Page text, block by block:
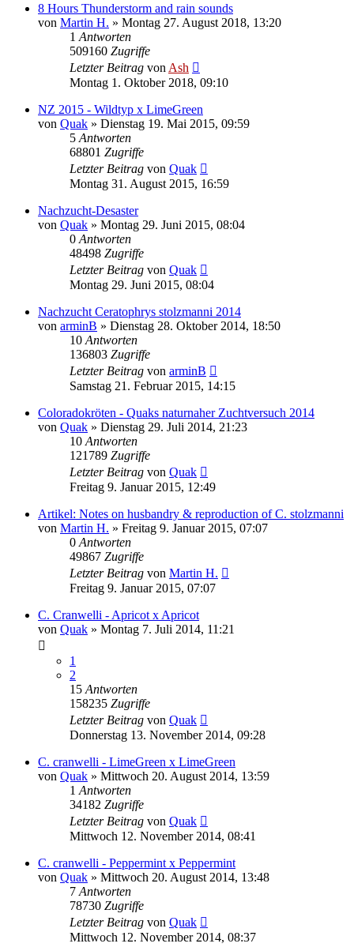
8 Hours Thunderstorm and rain sounds
von Martin H. » Montag 27. August 2018, 13:20
1 Antworten
509160 Zugriffe
Letzter Beitrag von Ash
Montag 1. Oktober 2018, 09:10
NZ 2015 - Wildtyp x LimeGreen
von Quak » Dienstag 19. Mai 2015, 09:59
5 Antworten
68801 Zugriffe
Letzter Beitrag von Quak
Montag 31. August 2015, 16:59
Nachzucht-Desaster
von Quak » Montag 29. Juni 2015, 08:04
0 Antworten
48498 Zugriffe
Letzter Beitrag von Quak
Montag 29. Juni 2015, 08:04
Nachzucht Ceratophrys stolzmanni 2014
von arminB » Dienstag 28. Oktober 2014, 18:50
10 Antworten
136803 Zugriffe
Letzter Beitrag von arminB
Samstag 21. Februar 2015, 14:15
Coloradokröten - Quaks naturnaher Zuchtversuch 2014
von Quak » Dienstag 29. Juli 2014, 21:23
10 Antworten
121789 Zugriffe
Letzter Beitrag von Quak
Freitag 9. Januar 2015, 12:49
Artikel: Notes on husbandry & reproduction of C. stolzmanni
von Martin H. » Freitag 9. Januar 2015, 07:07
0 Antworten
49867 Zugriffe
Letzter Beitrag von Martin H.
Freitag 9. Januar 2015, 07:07
C. Cranwelli - Apricot x Apricot
von Quak » Montag 7. Juli 2014, 11:21
1
2
15 Antworten
158235 Zugriffe
Letzter Beitrag von Quak
Donnerstag 13. November 2014, 09:28
C. cranwelli - LimeGreen x LimeGreen
von Quak » Mittwoch 20. August 2014, 13:59
1 Antworten
34182 Zugriffe
Letzter Beitrag von Quak
Mittwoch 12. November 2014, 08:41
C. cranwelli - Peppermint x Peppermint
von Quak » Mittwoch 20. August 2014, 13:48
7 Antworten
78730 Zugriffe
Letzter Beitrag von Quak
Mittwoch 12. November 2014, 08:37